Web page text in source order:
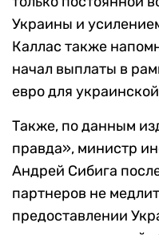
Украины и
Каллас также
начал выплаты в
евро для
Также, по данным
правда», министр
Андрей Сибига
партнеров не
предоставлении